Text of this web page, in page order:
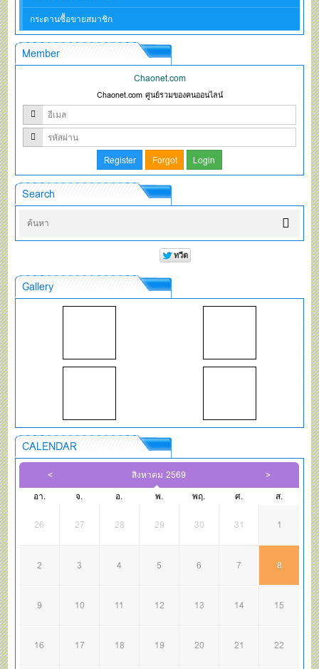
กระดานซื้อขายสมาชิก
Member
Chaonet.com
Chaonet.com ศูนย์รวมของคนออนไลน์
Search
Gallery
CALENDAR
สิงหาคม 2569
อา.
จ. อ. พ. พฤ. ศ. ส.
26 27 28 29 30 31 1
2 3 4 5 6 7 8
9 10 11 12 13 14 15
16 17 18 19 20 21 22